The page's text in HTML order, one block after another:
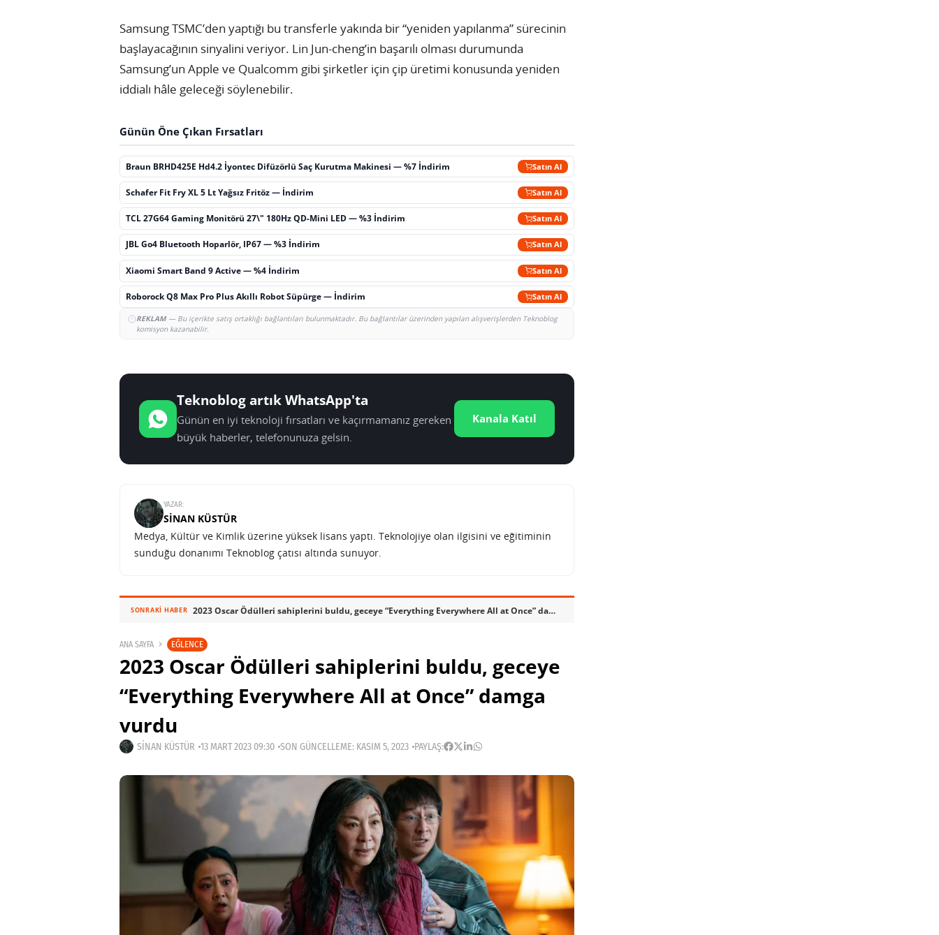
Samsung TSMC’den yaptığı bu transferle yakında bir “yeniden yapılanma” sürecinin
başlayacağının sinyalini veriyor. Lin Jun-cheng’in başarılı olması durumunda
Samsung’un Apple ve Qualcomm gibi şirketler için çip üretimi konusunda yeniden
iddialı hâle geleceği söylenebilir.
Günün Öne Çıkan Fırsatları
Braun BRHD425E Hd4.2 İyontec Difüzörlü Saç Kurutma Makinesi — %7 İndirim Satın Al
Schafer Fit Fry XL 5 Lt Yağsız Fritöz — İndirim Satın Al
TCL 27G64 Gaming Monitörü 27\" 180Hz QD-Mini LED — %3 İndirim Satın Al
JBL Go4 Bluetooth Hoparlör, IP67 — %3 İndirim Satın Al
Xiaomi Smart Band 9 Active — %4 İndirim Satın Al
Roborock Q8 Max Pro Plus Akıllı Robot Süpürge — İndirim Satın Al
REKLAM— Bu içerikte satış ortaklığı bağlantıları bulunmaktadır. Bu bağlantılar üzerinden yapılan alışverişlerden Teknoblog
komisyon kazanabilir.
Teknoblog artık WhatsApp'ta
Günün en iyi teknoloji fırsatları ve kaçırmamanız gereken
büyük haberler, telefonunuza gelsin.
Kanala Katıl
YAZAR:
SINAN KÜSTÜR
Medya, Kültür ve Kimlik üzerine yüksek lisans yaptı. Teknolojiye olan ilgisini ve eğitiminin
sunduğu donanımı Teknoblog çatısı altında sunuyor.
SONRAKI HABER 2023 Oscar Ödülleri sahiplerini buldu, geceye “Everything Everywhere All at Once” damga vurdu
ANA SAYFA EĞLENCE
2023 Oscar Ödülleri sahiplerini buldu, geceye
“Everything Everywhere All at Once” damga
vurdu
SINAN KÜSTÜR 13 MART 2023 09:30 SON GÜNCELLEME: KASIM 5, 2023 PAYLAŞ: